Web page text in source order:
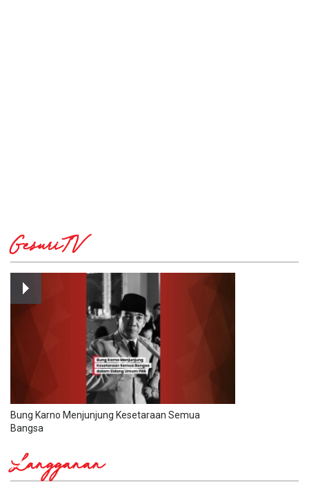
GesuriTV
Bung Karno Menjunjung Kesetaraan Semua
Bangsa
Langganan